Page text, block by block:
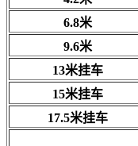
6.8米
9.6米
13米挂车
15米挂车
17.5米挂车